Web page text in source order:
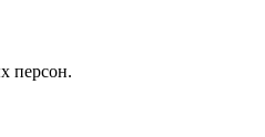
персон.